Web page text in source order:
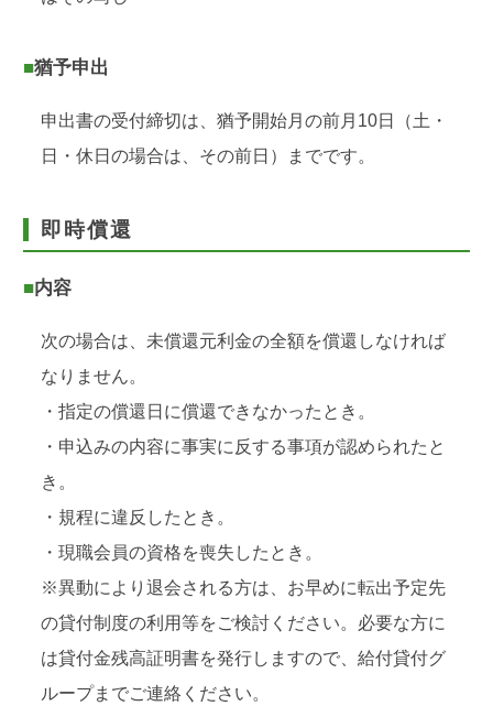
■猶予申出
申出書の受付締切は、猶予開始月の前月10日（土・
日・休日の場合は、その前日）までです。
即時償還
■内容
次の場合は、未償還元利金の全額を償還しなければ
なりません。
・指定の償還日に償還できなかったとき。
・申込みの内容に事実に反する事項が認められたと
き。
・規程に違反したとき。
・現職会員の資格を喪失したとき。
※異動により退会される方は、お早めに転出予定先
の貸付制度の利用等をご検討ください。必要な方に
は貸付金残高証明書を発行しますので、給付貸付グ
ループまでご連絡ください。